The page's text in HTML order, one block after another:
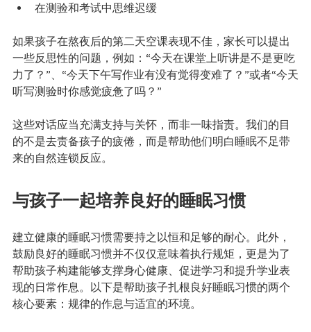
在测验和考试中思维迟缓
如果孩子在熬夜后的第二天空课表现不佳，家长可以提出
一些反思性的问题，例如：“今天在课堂上听讲是不是更吃
力了？”、“今天下午写作业有没有觉得变难了？”或者“今天
听写测验时你感觉疲惫了吗？”
这些对话应当充满支持与关怀，而非一味指责。我们的目
的不是去责备孩子的疲倦，而是帮助他们明白睡眠不足带
来的自然连锁反应。
与孩子一起培养良好的睡眠习惯
建立健康的睡眠习惯需要持之以恒和足够的耐心。此外，
鼓励良好的睡眠习惯并不仅仅意味着执行规矩，更是为了
帮助孩子构建能够支撑身心健康、促进学习和提升学业表
现的日常作息。以下是帮助孩子扎根良好睡眠习惯的两个
核心要素：规律的作息与适宜的环境。